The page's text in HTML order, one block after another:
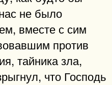
не было
вместе с сим
против
тайника зла,
что Господь